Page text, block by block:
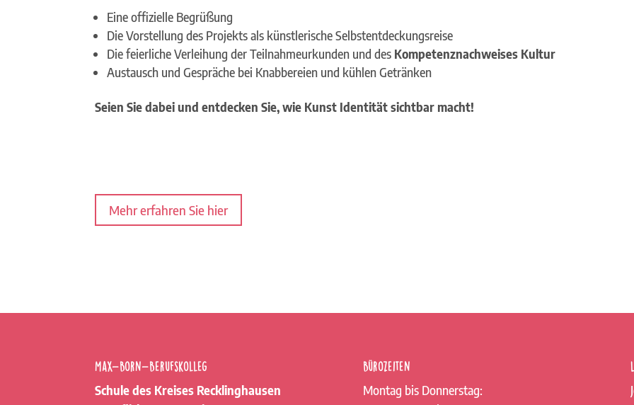
Eine offizielle Begrüßung
Die Vorstellung des Projekts als künstlerische Selbstentdeckungsreise
Die feierliche Verleihung der Teilnahmeurkunden und des Kompetenznachweises Kultur
Austausch und Gespräche bei Knabbereien und kühlen Getränken
Seien Sie dabei und entdecken Sie, wie Kunst Identität sichtbar macht!
Mehr erfahren Sie hier
Max-Born-Berufskolleg
Schule des Kreises Recklinghausen
Bürozeiten
Montag bis Donnerstag: